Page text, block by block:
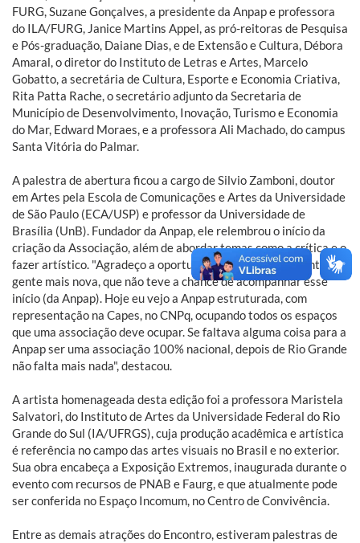
FURG, Suzane Gonçalves, a presidente da Anpap e professora
do ILA/FURG, Janice Martins Appel, as pró-reitoras de Pesquisa
e Pós-graduação, Daiane Dias, e de Extensão e Cultura, Débora
Amaral, o diretor do Instituto de Letras e Artes, Marcelo
Gobatto, a secretária de Cultura, Esporte e Economia Criativa,
Rita Patta Rache, o secretário adjunto da Secretaria de
Município de Desenvolvimento, Inovação, Turismo e Economia
do Mar, Edward Moraes, e a professora Ali Machado, do campus
Santa Vitória do Palmar.
A palestra de abertura ficou a cargo de Silvio Zamboni, doutor
em Artes pela Escola de Comunicações e Artes da Universidade
de São Paulo (ECA/USP) e professor da Universidade de
Brasília (UnB). Fundador da Anpap, ele relembrou o início da
criação da Associação, além de abordar temas como a crítica e o
fazer artístico. "Agradeço a oportunidade de falar com tanta
gente mais nova, que não teve a chance de acompanhar esse
início (da Anpap). Hoje eu vejo a Anpap estruturada, com
representação na Capes, no CNPq, ocupando todos os espaços
que uma associação deve ocupar. Se faltava alguma coisa para a
Anpap ser uma associação 100% nacional, depois de Rio Grande
não falta mais nada", destacou.
A artista homenageada desta edição foi a professora Maristela
Salvatori, do Instituto de Artes da Universidade Federal do Rio
Grande do Sul (IA/UFRGS), cuja produção acadêmica e artística
é referência no campo das artes visuais no Brasil e no exterior.
Sua obra encabeça a Exposição Extremos, inaugurada durante o
evento com recursos de PNAB e Faurg, e que atualmente pode
ser conferida no Espaço Incomum, no Centro de Convivência.
Entre as demais atrações do Encontro, estiveram palestras de